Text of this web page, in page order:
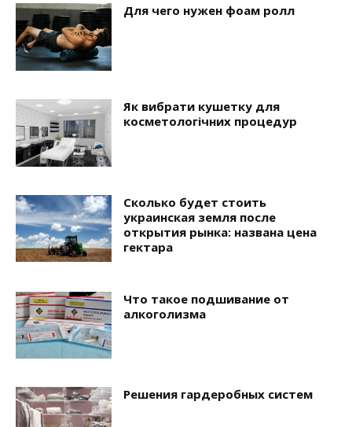
Для чего нужен фоам ролл
Як вибрати кушетку для
косметологічних процедур
Сколько будет стоить
украинская земля после
открытия рынка: названа цена
гектара
Что такое подшивание от
алкоголизма
Решения гардеробных систем